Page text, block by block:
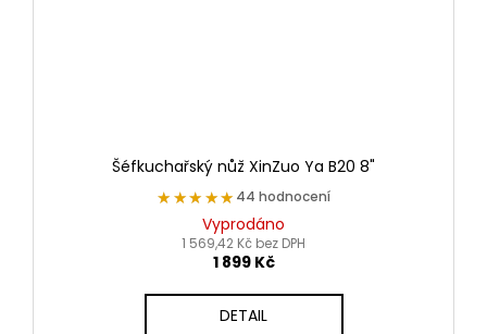
Šéfkuchařský nůž XinZuo Ya B20 8"
★★★★★
★★★★★ 44 hodnocení
Vyprodáno
1 569,42 Kč bez DPH
1 899 Kč
DETAIL